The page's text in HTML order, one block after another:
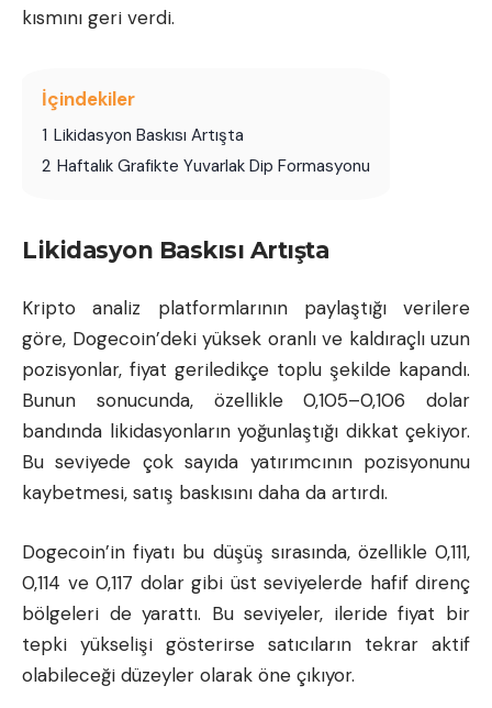
kısmını geri verdi.
İçindekiler
1 Likidasyon Baskısı Artışta
2 Haftalık Grafikte Yuvarlak Dip Formasyonu
Likidasyon Baskısı Artışta
Kripto analiz platformlarının paylaştığı verilere
göre, Dogecoin’deki yüksek oranlı ve kaldıraçlı uzun
pozisyonlar, fiyat geriledikçe toplu şekilde kapandı.
Bunun sonucunda, özellikle 0,105–0,106 dolar
bandında likidasyonların yoğunlaştığı dikkat çekiyor.
Bu seviyede çok sayıda yatırımcının pozisyonunu
kaybetmesi, satış baskısını daha da artırdı.
Dogecoin’in fiyatı bu düşüş sırasında, özellikle 0,111,
0,114 ve 0,117 dolar gibi üst seviyelerde hafif direnç
bölgeleri de yarattı. Bu seviyeler, ileride fiyat bir
tepki yükselişi gösterirse satıcıların tekrar aktif
olabileceği düzeyler olarak öne çıkıyor.